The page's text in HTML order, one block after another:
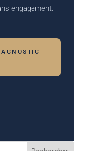
engagement.